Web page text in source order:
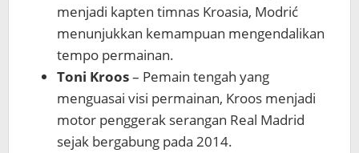
menjadi kapten timnas Kroasia, Modrić
menunjukkan kemampuan mengendalikan
tempo permainan.
Toni Kroos– Pemain tengah yang
menguasai visi permainan, Kroos menjadi
motor penggerak serangan Real Madrid
sejak bergabung pada 2014.